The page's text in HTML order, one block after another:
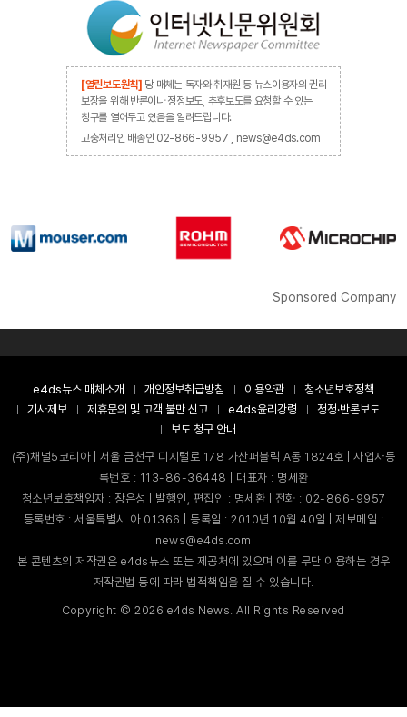
[열린보도원칙] 당 매체는 독자와 취재원 등 뉴스이용자의 권리
보장을 위해 반론이나 정정보도, 추후보도를 요청할 수 있는
창구를 열어두고 있음을 알려드립니다.
고충처리인 배종인 02-866-9957 , news@e4ds.com
Sponsored Company
e4ds뉴스 매체소개 개인정보취급방침 이용약관
청소년보호정책
기사제보
제휴문의 및 고객 불만 신고 e4ds윤리강령
정정·반론보도
보도 청구 안내
(주)채널5코리아 | 서울 금천구 디지털로 178 가산퍼블릭 A동 1824호 | 사업자등
록번호 : 113-86-36448 | 대표자 : 명세환
청소년보호책임자 : 장은성 | 발행인, 편집인 : 명세환 | 전화 : 02-866-9957
등록번호 : 서울특별시 아 01366 | 등록일 : 2010년 10월 40일 | 제보메일 :
news@e4ds.com
본 콘텐츠의 저작권은 e4ds뉴스 또는 제공처에 있으며 이를 무단 이용하는 경우
저작권법 등에 따라 법적책임을 질 수 있습니다.
Copyright ©2026 e4ds News. All Rights Reserved